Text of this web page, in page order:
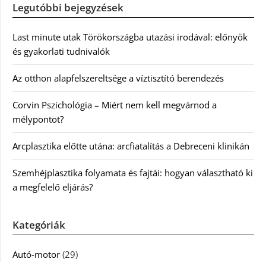
Legutóbbi bejegyzések
Last minute utak Törökországba utazási irodával: előnyök
és gyakorlati tudnivalók
Az otthon alapfelszereltsége a víztisztító berendezés
Corvin Pszichológia – Miért nem kell megvárnod a
mélypontot?
Arcplasztika előtte utána: arcfiatalítás a Debreceni klinikán
Szemhéjplasztika folyamata és fajtái: hogyan választható ki
a megfelelő eljárás?
Kategóriák
Autó-motor (29)